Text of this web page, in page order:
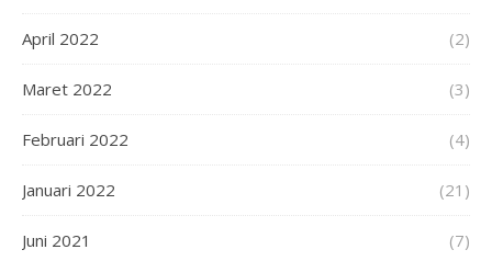
April 2022 (2)
Maret 2022 (3)
Februari 2022 (4)
Januari 2022 (21)
Juni 2021 (7)